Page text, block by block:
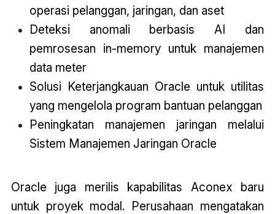
operasi pelanggan, jaringan, dan aset
Deteksi anomali berbasis AI dan
pemrosesan in-memory untuk manajemen
data meter
Solusi Keterjangkauan Oracle untuk utilitas
yang mengelola program bantuan pelanggan
Peningkatan manajemen jaringan melalui
Sistem Manajemen Jaringan Oracle
Oracle juga merilis kapabilitas Aconex baru
untuk proyek modal. Perusahaan mengatakan